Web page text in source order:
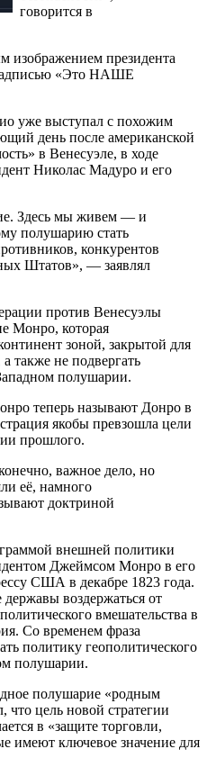
говорится в
изображением президента
«Это НАШЕ
уже выступал с похожим
день после американской
в Венесуэле, в ходе
Николас Мадуро и его
Здесь мы живем — и
полушарию стать
конкурентов
Штатов», — заявлял
против Венесуэлы
Монро, которая
зоной, закрытой для
также не подвергать
полушарии.
теперь называют Донро в
якобы превзошла цели
прошлого.
важное дело, но
её, намного
доктриной
внешней политики
Джеймсом Монро в его
США в декабре 1823 года.
воздержаться от
вмешательства в
Со временем фраза
политику геополитического
полушарии.
полушарие «родным
цель новой стратегии
в «защите торговли,
имеют ключевое значение для